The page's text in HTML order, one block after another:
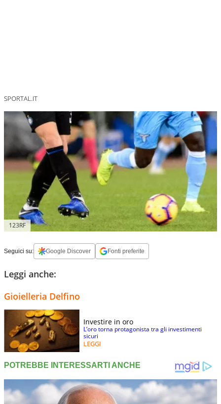
SPORTAL.IT
123RF
Seguici su: Google Discover Fonti preferite
Leggi anche:
Gioielleria Delfino
Investire in oro
L’oro torna protagonista tra gli investimenti
sicuri
LEGGI